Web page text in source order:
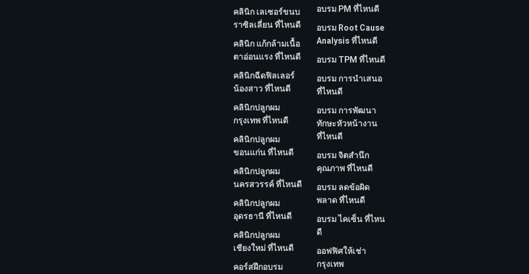
คลินิก เลเซอร์ขนบ
ราซิลเลี่ยน ที่ไหนดี
คลินิก แก้กล้ามเนื้อ
ตาอ่อนแรง ที่ไหนดี
คลินิกฉีดฟิลเลอร์
น้องสาว ที่ไหนดี
คลินิกปลูกผม
กรุงเทพ ที่ไหนดี
คลินิกปลูกผม
ขอนแก่น ที่ไหนดี
คลินิกปลูกผม
นครสวรรค์ ที่ไหนดี
คลินิกปลูกผม
อุดรธานี ที่ไหนดี
คลินิกปลูกผม
เชียงใหม่ ที่ไหนดี
คอร์สฝึกอบรม
อบรม PM ที่ไหนดี
อบรม Root Cause
Analysis ที่ไหนดี
อบรม TPM ที่ไหนดี
อบรม การนำเสนอ
ที่ไหนดี
อบรม การพัฒนา
ทักษะหัวหน้างาน
ที่ไหนดี
อบรม จิตสำนึก
คุณภาพ ที่ไหนดี
อบรม ลดข้อผิด
พลาด ที่ไหนดี
อบรม ไคเซ็น ที่ไหน
ดี
ออฟฟิศให้เช่า
กรุงเทพ